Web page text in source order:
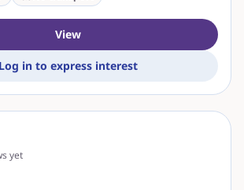
View
Log in to express interest
yet